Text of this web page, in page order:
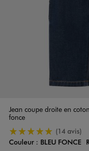
Jean coupe droite en
fonce
5/5 de moyenne(14 avis)
Couleur
Couleur : BLEU FONCE